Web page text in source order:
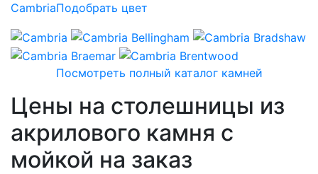
CambriaПодобрать цвет
Посмотреть полный каталог камней
Цены на столешницы из
акрилового камня с
мойкой на заказ